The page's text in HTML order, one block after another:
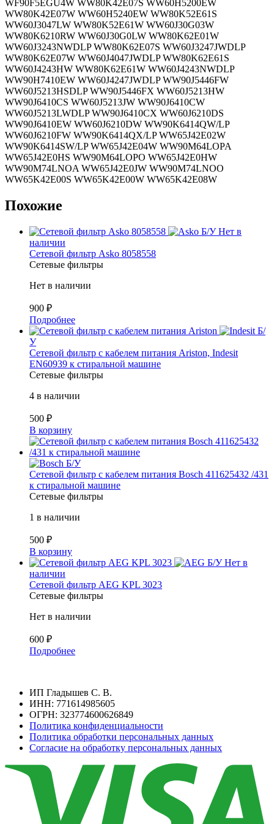
WF90F5EGU4W WW80K42E07S WW60H5200EW
WW80K42E07W WW60H5240EW WW80K52E61S
WW60J3047LW WW80K52E61W WW60J30G03W
WW80K6210RW WW60J30G0LW WW80K62E01W
WW60J3243NWDLP WW80K62E07S WW60J3247JWDLP
WW80K62E07W WW60J4047JWDLP WW80K62E61S
WW60J4243HW WW80K62E61W WW60J4243NWDLP
WW90H7410EW WW60J4247JWDLP WW90J5446FW
WW60J5213HSDLP WW90J5446FX WW60J5213HW
WW90J6410CS WW60J5213JW WW90J6410CW
WW60J5213LWDLP WW90J6410CX WW60J6210DS
WW90J6410EW WW60J6210DW WW90K6414QW/LP
WW60J6210FW WW90K6414QX/LP WW65J42E02W
WW90K6414SW/LP WW65J42E04W WW90M64LOPA
WW65J42E0HS WW90M64LOPO WW65J42E0HW
WW90M74LNOA WW65J42E0JW WW90M74LNOO
WW65K42E00S WW65K42E00W WW65K42E08W
Похожие
Б/У Нет в
наличии
Сетевой фильтр Asko 8058558
Сетевые фильтры
Нет в наличии
900 ₽
Подробнее
Б/
У
Сетевой фильтр с кабелем питания Ariston, Indesit
EN60939 к стиральной машине
Сетевые фильтры
4 в наличии
500 ₽
В корзину
Б/У
Сетевой фильтр с кабелем питания Bosch 411625432 /431
к стиральной машине
Сетевые фильтры
1 в наличии
500 ₽
В корзину
Б/У Нет в
наличии
Сетевой фильтр AEG KPL 3023
Сетевые фильтры
Нет в наличии
600 ₽
Подробнее
ИП Гладышев С. В.
ИНН: 771614985605
ОГРН: 323774600626849
Политика конфиденциальности
Политика обработки персональных данных
Согласие на обработку персональных данных